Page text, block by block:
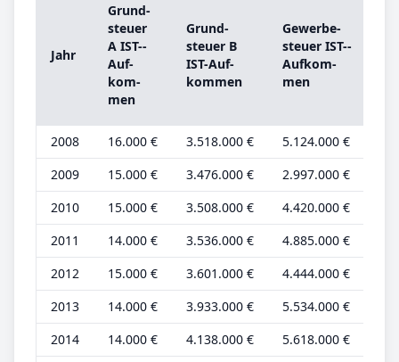
Jahr
Grund­
steu­er
A IST-­
Auf­
kom­
men
Grund­
steu­er B
IST-­Auf­
kom­men
Ge­wer­be­
steu­er IST-­
Auf­kom­
men
2008 16.000 € 3.518.000 € 5.124.000 €
2009
15.000 € 3.476.000 € 2.997.000 €
2010
15.000 € 3.508.000 € 4.420.000 €
2011
14.000 € 3.536.000 € 4.885.000 €
2012
15.000 € 3.601.000 € 4.444.000 €
2013
14.000 € 3.933.000 € 5.534.000 €
2014
14.000 € 4.138.000 € 5.618.000 €